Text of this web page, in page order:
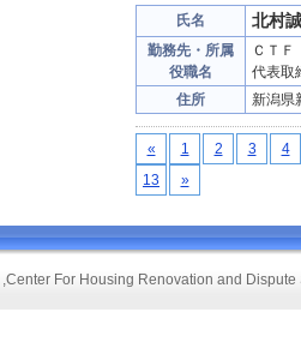
氏名 北村
勤務先・所属
役職名
ＣＴＦ
代表取
住所
新潟県
« 1 2 3
4
13
»
,Center For Housing Renovation and Dispute